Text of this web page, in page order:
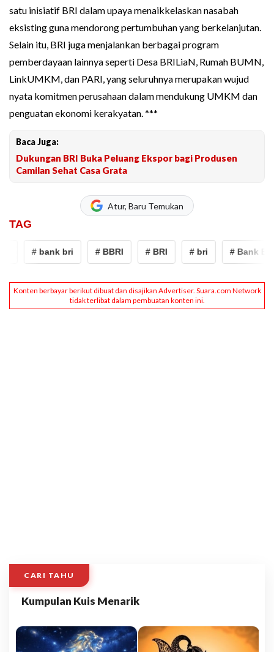
satu inisiatif BRI dalam upaya menaikkelaskan nasabah
eksisting guna mendorong pertumbuhan yang berkelanjutan.
Selain itu, BRI juga menjalankan berbagai program
pemberdayaan lainnya seperti Desa BRILiaN, Rumah BUMN,
LinkUMKM, dan PARI, yang seluruhnya merupakan wujud
nyata komitmen perusahaan dalam mendukung UMKM dan
penguatan ekonomi kerakyatan. ***
Baca Juga:
Dukungan BRI Buka Peluang Ekspor bagi Produsen
Camilan Sehat Casa Grata
Atur, Baru Temukan
TAG
# bank bri # BBRI # BRI # bri # Bank BRI
CARI TAHU
Kumpulan Kuis Menarik